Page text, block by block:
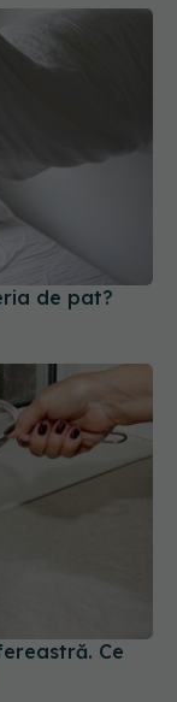
de pat?